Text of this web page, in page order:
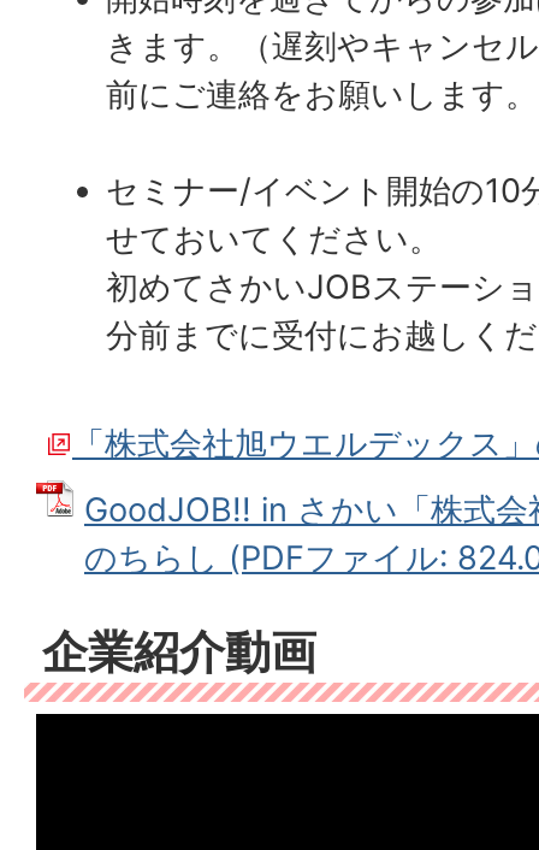
きます。（遅刻やキャンセ
前にご連絡をお願いします
セミナー/イベント開始の10
せておいてください。
初めてさかいJOBステーシ
分前までに受付にお越しく
「株式会社旭ウエルデックス
GoodJOB!! in さかい「株式
のちらし (PDFファイル:
企業紹介動画